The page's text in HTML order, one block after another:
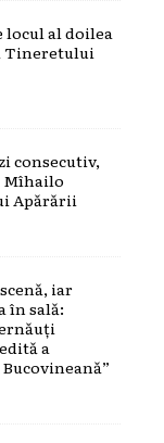
locul al doilea
Tineretului
consecutiv,
Apărării
iar
în sală:
a